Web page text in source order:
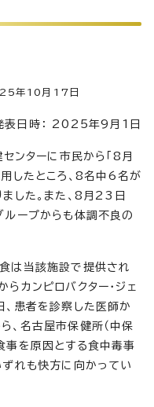
年10月17日
表日時： 2025年9月1日
ンターに市民から「8月
したところ、8名中6名が
した。また、8月23日
ループからも体調不良の
は当該施設で提供され
カンピロバクター・ジェ
、患者を診察した医師か
、名古屋市保健所（中保
事を原因とする食中毒事
ずれも快方に向かってい